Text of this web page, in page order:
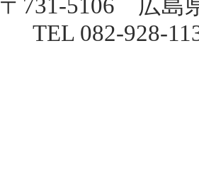
〒731-5106 広島
TEL 082-928-